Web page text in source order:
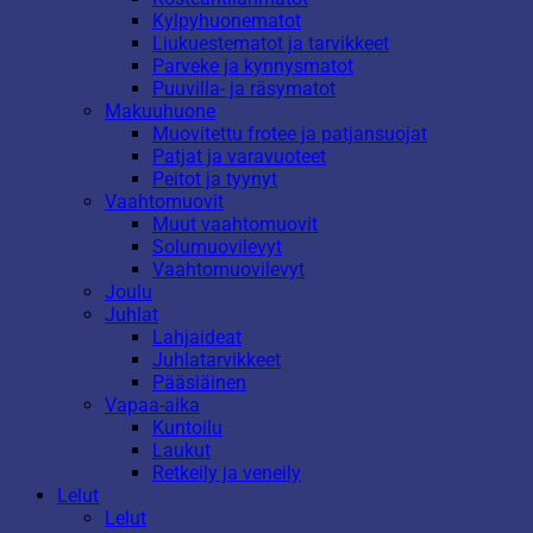
Kylpyhuonematot
Liukuestematot ja tarvikkeet
Parveke ja kynnysmatot
Puuvilla- ja räsymatot
Makuuhuone
Muovitettu frotee ja patjansuojat
Patjat ja varavuoteet
Peitot ja tyynyt
Vaahtomuovit
Muut vaahtomuovit
Solumuovilevyt
Vaahtomuovilevyt
Joulu
Juhlat
Lahjaideat
Juhlatarvikkeet
Pääsiäinen
Vapaa-aika
Kuntoilu
Laukut
Retkeily ja veneily
Lelut
Lelut